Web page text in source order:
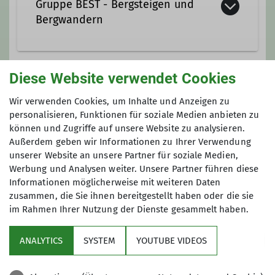
Gruppe BEST - Bergsteigen und
Bergwandern
offene Gruppe von Frauen und
Männern, die Spaß haben am
Bergsteigen/Bergwandern.
Kontakt aufnehmen
Details
Preis
Sektion
Diese Website verwendet Cookies
Wir verwenden Cookies, um Inhalte und Anzeigen zu
personalisieren, Funktionen für soziale Medien anbieten zu
können und Zugriffe auf unsere Website zu analysieren.
Außerdem geben wir Informationen zu Ihrer Verwendung
unserer Website an unsere Partner für soziale Medien,
Werbung und Analysen weiter. Unsere Partner führen diese
Informationen möglicherweise mit weiteren Daten
zusammen, die Sie ihnen bereitgestellt haben oder die sie
im Rahmen Ihrer Nutzung der Dienste gesammelt haben.
ANALYTICS SYSTEM YOUTUBE VIDEOS